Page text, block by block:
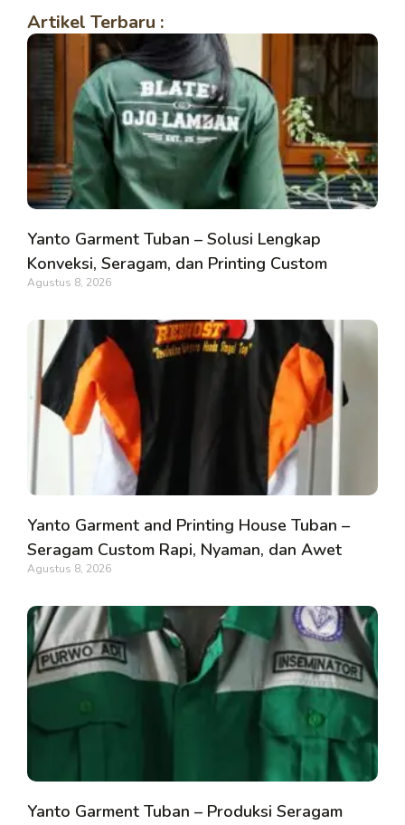
Artikel Terbaru :
Yanto Garment Tuban – Solusi Lengkap
Konveksi, Seragam, dan Printing Custom
Agustus 8, 2026
Yanto Garment and Printing House Tuban –
Seragam Custom Rapi, Nyaman, dan Awet
Agustus 8, 2026
Yanto Garment Tuban – Produksi Seragam